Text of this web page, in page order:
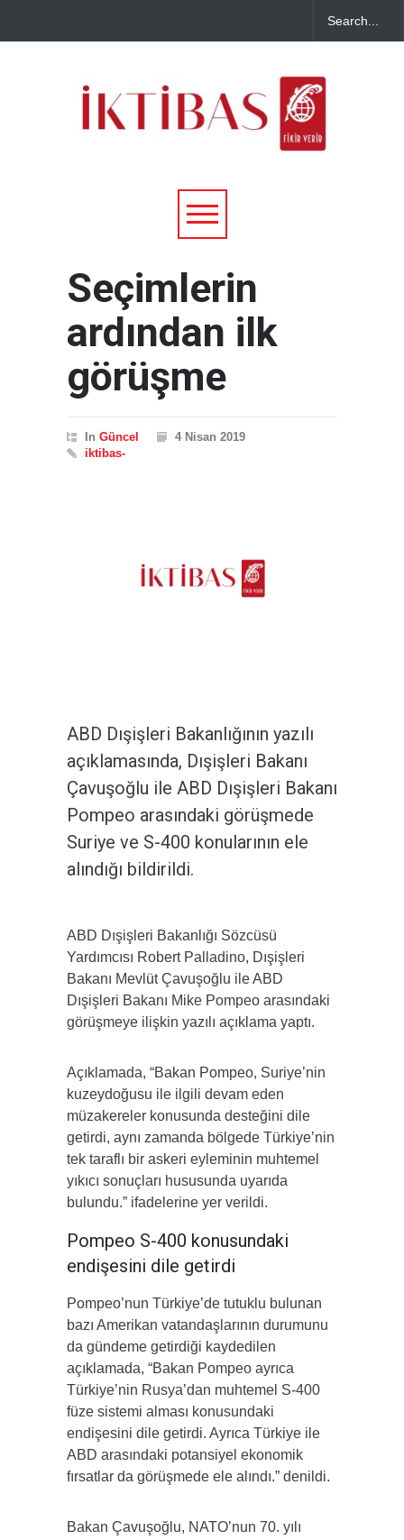
Seçimlerin
ardından ilk
görüşme
In Güncel
4 Nisan 2019
iktibas-
ABD Dışişleri Bakanlığının yazılı
açıklamasında, Dışişleri Bakanı
Çavuşoğlu ile ABD Dışişleri Bakanı
Pompeo arasındaki görüşmede
Suriye ve S-400 konularının ele
alındığı bildirildi.
ABD Dışişleri Bakanlığı Sözcüsü
Yardımcısı Robert Palladino, Dışişleri
Bakanı Mevlüt Çavuşoğlu ile ABD
Dışişleri Bakanı Mike Pompeo arasındaki
görüşmeye ilişkin yazılı açıklama yaptı.
Açıklamada, “Bakan Pompeo, Suriye’nin
kuzeydoğusu ile ilgili devam eden
müzakereler konusunda desteğini dile
getirdi, aynı zamanda bölgede Türkiye’nin
tek taraflı bir askeri eyleminin muhtemel
yıkıcı sonuçları hususunda uyarıda
bulundu.” ifadelerine yer verildi.
Pompeo S-400 konusundaki
endişesini dile getirdi
Pompeo’nun Türkiye’de tutuklu bulunan
bazı Amerikan vatandaşlarının durumunu
da gündeme getirdiği kaydedilen
açıklamada, “Bakan Pompeo ayrıca
Türkiye’nin Rusya’dan muhtemel S-400
füze sistemi alması konusundaki
endişesini dile getirdi. Ayrıca Türkiye ile
ABD arasındaki potansiyel ekonomik
fırsatlar da görüşmede ele alındı.” denildi.
Bakan Çavuşoğlu, NATO’nun 70. yılı